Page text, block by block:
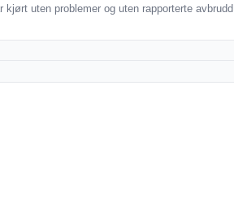
uten problemer og uten rapporterte avbrudd.